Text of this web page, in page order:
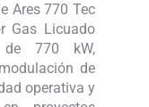
Ares 770 Tec
Gas Licuado
de 770 kW,
de
operativa y